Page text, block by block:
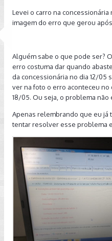
Levei o carro na concessionária
imagem do erro que gerou
Alguém sabe o que pode ser?
erro costuma dar quando
da concessionária no dia 12/05
ver na foto o erro aconteceu no
18/05. Ou seja, o problema não
Apenas relembrando que eu já
tentar resolver esse problema